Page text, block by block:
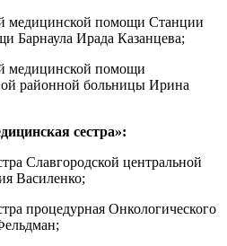
медицинской помощи Станции
Барнаула Ирада Казанцева;
медицинской помощи
районной больницы Ирина
сестра»:
Славгородской центральной
Василенко;
процедурная Онкологического